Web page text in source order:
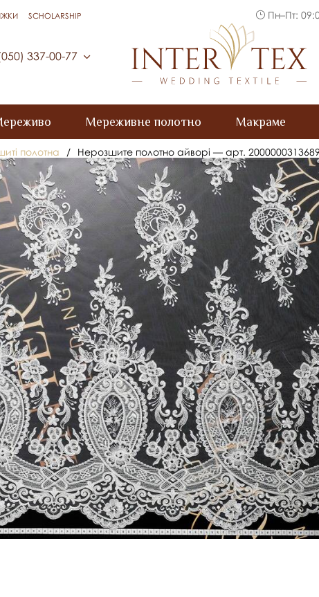
SCHOLARSHIP Пн–Пт:
337-00-77
Мереживне полотно Макраме
полотна / Нерозшите полотно айворі — арт. 2000000313689